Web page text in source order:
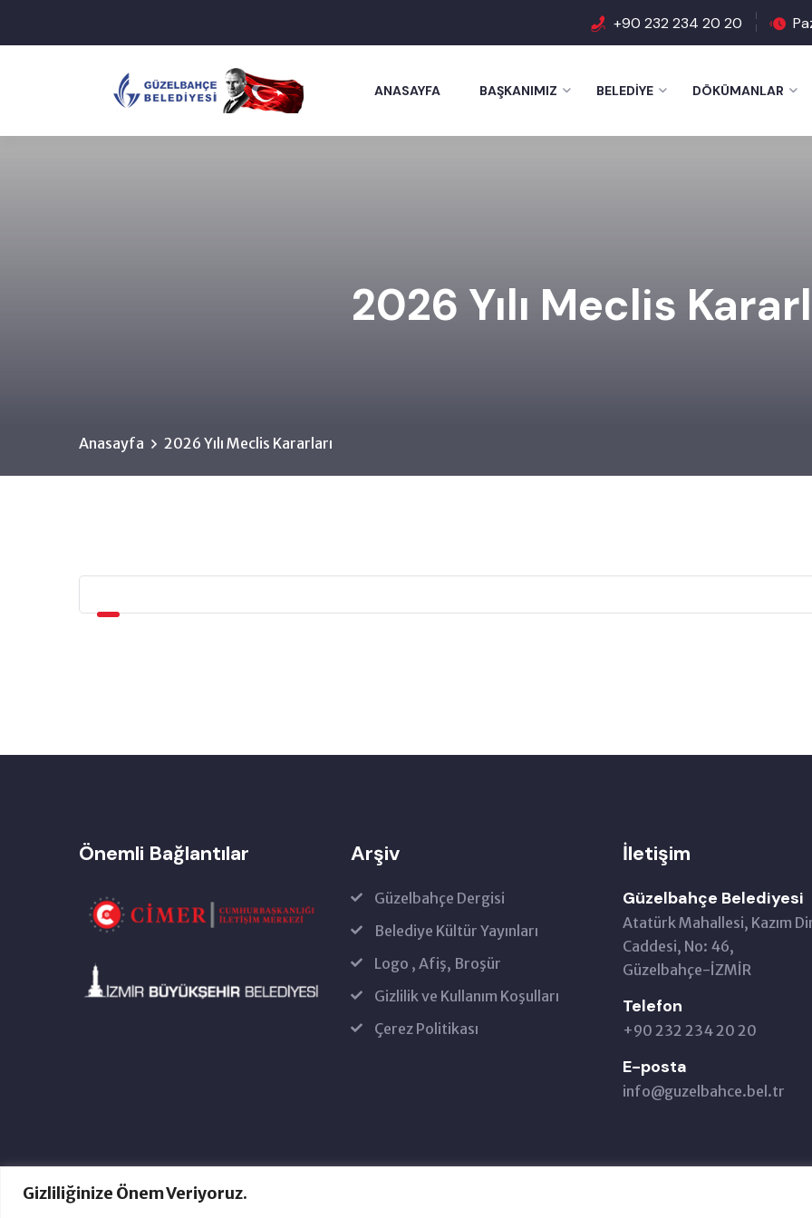
Gizliliğinize Önem Veriyoruz.
+90 232 234 20 20
ANASAYFA BAŞKANIMIZ BELEDIYE DÖKÜMANLAR
2026 Yılı Meclis
Anasayfa 2026 Yılı Meclis Kararları
Önemli Bağlantılar Arşiv
Güzelbahçe Dergisi
Belediye Kültür Yayınları
Logo , Afiş, Broşür
Gizlilik ve Kullanım Koşulları
Çerez Politikası
İletişim
Güzelbahçe Belediyesi
Atatürk Mahallesi, Kazım
Caddesi, No: 46,
Güzelbahçe-İZMİR
Telefon
+90 232 234 20 20
E-posta
info@guzelbahce.bel.tr